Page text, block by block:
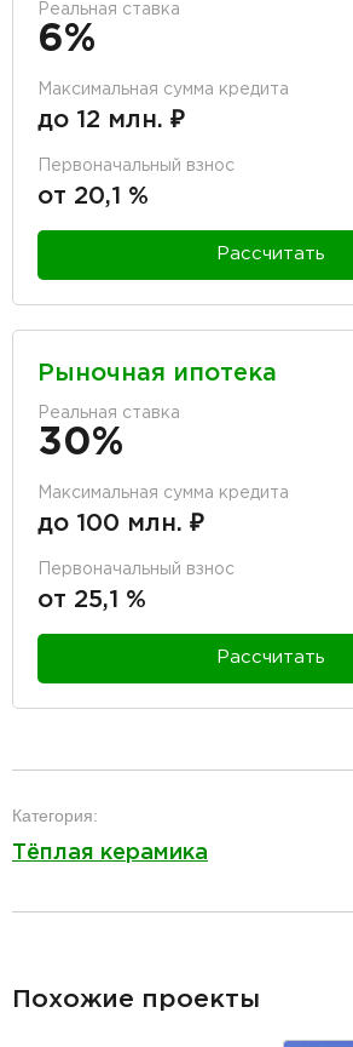
Реальная ставка
6%
Максимальная сумма кредита
до 12 млн. ₽
Первоначальный взнос
от 20,1 %
Рассчитать
Рыночная ипотека
Реальная ставка
30%
Максимальная сумма кредита
до 100 млн. ₽
Первоначальный взнос
от 25,1 %
Рассчитать
Категория:
Тёплая керамика
Похожие проекты